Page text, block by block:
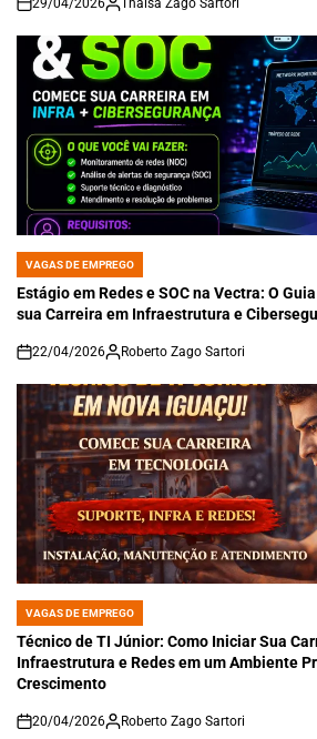
on
POSTED
IN
VAGAS DE EMPREGO
Estágio em Redes e SOC na Vectra: O
sua Carreira em Infraestrutura e
on
22/04/2026 Roberto Zago Sartori
POSTED
IN
VAGAS DE EMPREGO
Técnico de TI Júnior: Como Iniciar Sua
Infraestrutura e Redes em um Ambiente
Crescimento
on
20/04/2026 Roberto Zago Sartori